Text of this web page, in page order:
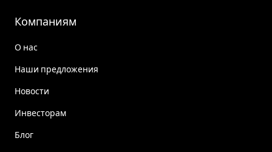
Компаниям
О нас
Наши предложения
Новости
Инвесторам
Блог